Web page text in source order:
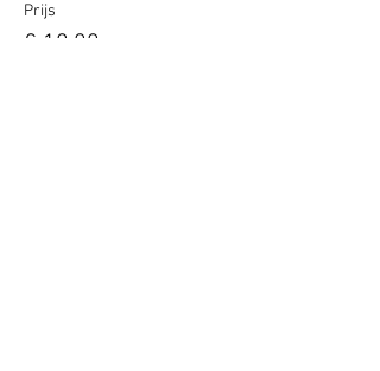
Prijs
€ 10,00